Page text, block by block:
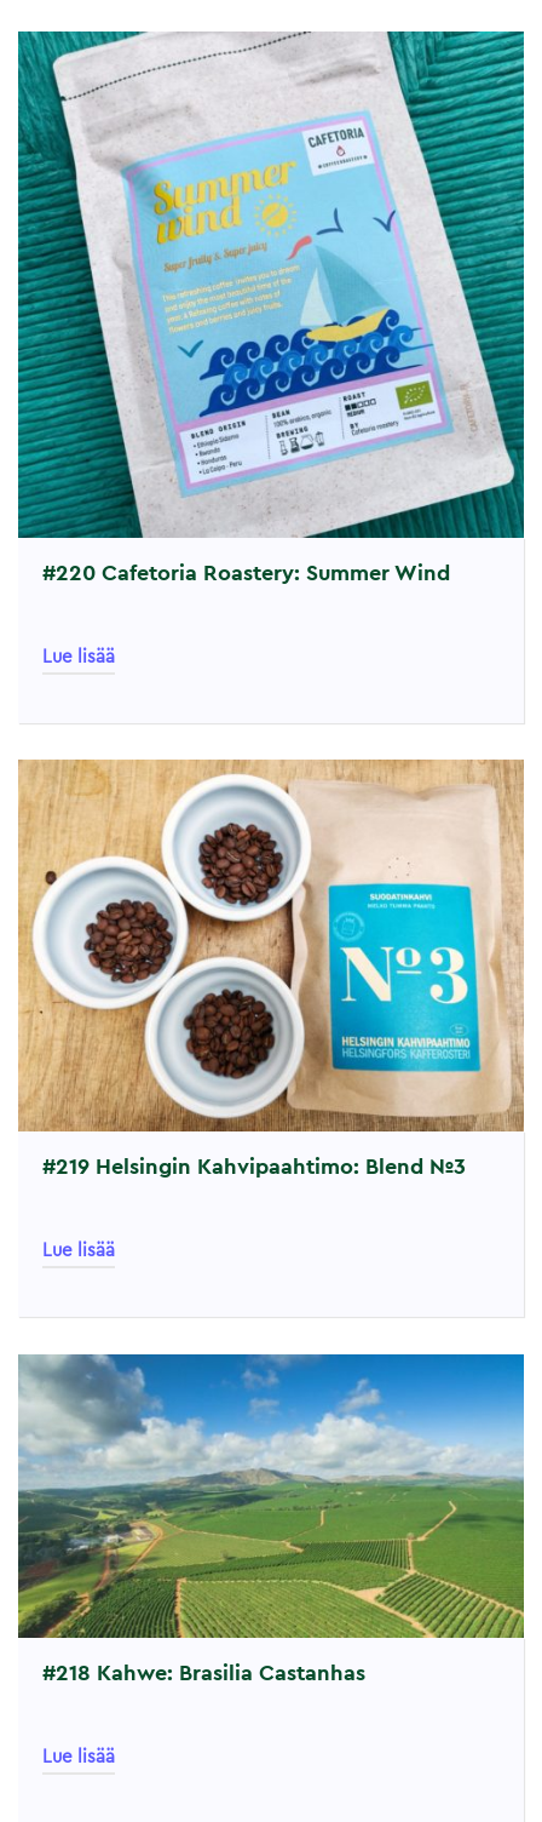
#220 Cafetoria Roastery: Summer Wind
Lue lisää
#219 Helsingin Kahvipaahtimo: Blend №3
Lue lisää
#218 Kahwe: Brasilia Castanhas
Lue lisää